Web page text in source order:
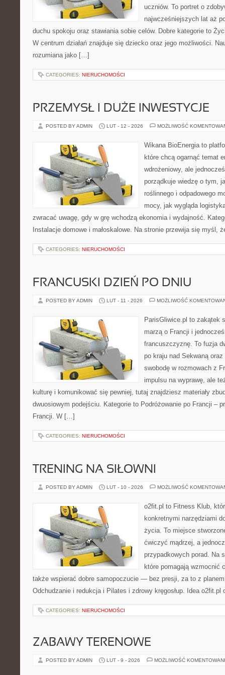
uczniów. To portret o
najwcześniejszych lat aż
duchu spokoju oraz stawiania sobie celów. Dobre kategorie to
W centrum działań znajduje się dziecko oraz jego możliwości.
rozumiana jako […]
CATEGORIES: NIERUCHOMOŚCI
PRZEMYSŁ I DUŻE INWESTYCJE
POSTED BY ADMIN LUT - 12 - 2026 MOŻLIWOŚĆ
Wikana BioEnergia to
które chcą ogarnąć temat
wdrożeniowy, ale
porządkuje wiedzę o tym,
roślinnego i odpadowego
mocy, jak wygląda
zwracać uwagę, gdy w grę wchodzą ekonomia i wydajność.
Instalacje domowe i małoskalowe. Na stronie przewija się myśl,
CATEGORIES: NIERUCHOMOŚCI
FRANCUSKI DZIEŃ PO DNIU
POSTED BY ADMIN LUT - 11 - 2026 MOŻLIWOŚĆ
ParisGliwice.pl to zakątek
marzą o Francji i
francuszczyznę. To fuzja
po kraju nad Sekwaną
swobodę w rozmowach z
impulsu na wyprawę, ale
kulturę i komunikować się pewniej, tutaj znajdziesz materiały
dwuosiowym podejściu. Kategorie to Podróżowanie po Francji –
Francji. W […]
CATEGORIES: NIERUCHOMOŚCI
TRENING NA SIŁOWNI
POSTED BY ADMIN LUT - 10 - 2026 MOŻLIWOŚĆ
o2fit.pl to Fitness Klub,
konkretnymi narzędziami
życia. To miejsce
ćwiczyć mądrzej, a
przypadkowych porad. Na
które pomagają wzmocnić
także wspierać dobre samopoczucie — bez presji, za to z
Odchudzanie i redukcja i Pilates i zdrowy kręgosłup. Idea
CATEGORIES: NIERUCHOMOŚCI
ZABAWY TERENOWE
POSTED BY ADMIN LUT - 9 - 2026 MOŻLIWOŚĆ